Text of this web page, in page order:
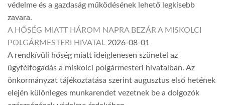
védelme és a gazdaság működésének lehető legkisebb
zavara.
A HŐSÉG MIATT HÁROM NAPRA BEZÁR A MISKOLCI
POLGÁRMESTERI HIVATAL 2026-08-01
A rendkívüli hőség miatt ideiglenesen szünetel az
ügyfélfogadás a miskolci polgármesteri hivatalban. Az
önkormányzat tájékoztatása szerint augusztus első hetének
elején különleges munkarendet vezetnek be a dolgozók